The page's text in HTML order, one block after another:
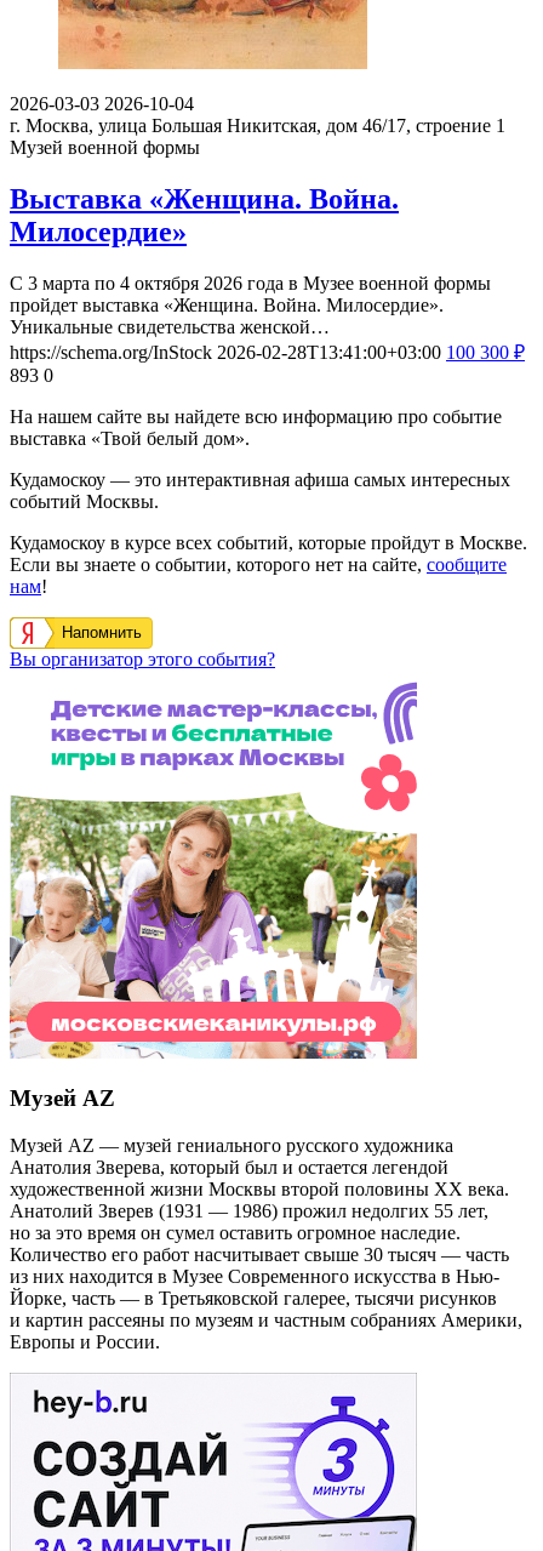
2026-03-03 2026-10-04
г. Москва, улица Большая Никитская, дом 46/17, строение 1
Музей военной формы
Выставка «Женщина. Война.
Милосердие»
С 3 марта по 4 октября 2026 года в Музее военной формы
пройдет выставка «Женщина. Война. Милосердие».
Уникальные свидетельства женской…
https://schema.org/InStock 2026-02-28T13:41:00+03:00 100 300 ₽
893 0
На нашем сайте вы найдете всю информацию про событие
выставка «Твой белый дом».
Кудамоскоу — это интерактивная афиша самых интересных
событий Москвы.
Кудамоскоу в курсе всех событий, которые пройдут в Москве.
Если вы знаете о событии, которого нет на сайте, сообщите
нам!
Напомнить
Вы организатор этого события?
Музей AZ
Музей AZ — музей гениального русского художника
Анатолия Зверева, который был и остается легендой
художественной жизни Москвы второй половины ХХ века.
Анатолий Зверев (1931 — 1986) прожил недолгих 55 лет,
но за это время он сумел оставить огромное наследие.
Количество его работ насчитывает свыше 30 тысяч — часть
из них находится в Музее Современного искусства в Нью-
Йорке, часть — в Третьяковской галерее, тысячи рисунков
и картин рассеяны по музеям и частным собраниях Америки,
Европы и России.